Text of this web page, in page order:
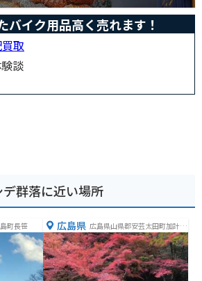
バイク用品高く売れます！
取
談
群落に近い場所
町長笹 広島県 広島県山県郡安芸太田町加計神
田３４１０